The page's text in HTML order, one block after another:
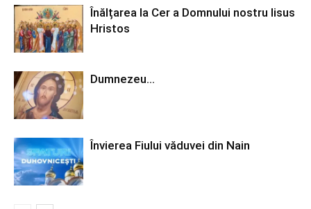
Înălțarea la Cer a Domnului nostru Iisus
Hristos
Dumnezeu…
Învierea Fiului văduvei din Nain